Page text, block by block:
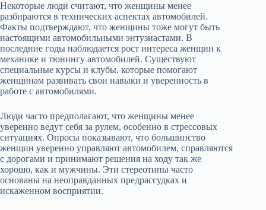
Некоторые люди считают, что женщины менее
разбираются в технических аспектах автомобилей.
Факты подтверждают, что женщины тоже могут быть
настоящими автомобильными энтузиастами. В
последние годы наблюдается рост интереса женщин к
механике и тюнингу автомобилей. Существуют
специальные курсы и клубы, которые помогают
женщинам развивать свои навыки и уверенность в
работе с автомобилями.
Люди часто предполагают, что женщины менее
уверенно ведут себя за рулем, особенно в стрессовых
ситуациях. Опросы показывают, что большинство
женщин уверенно управляют автомобилем, справляются
с дорогами и принимают решения на ходу так же
хорошо, как и мужчины. Эти стереотипы часто
основаны на неоправданных предрассудках и
искаженном восприятии.